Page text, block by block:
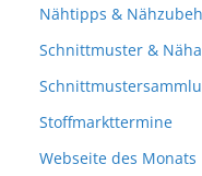
Nähtipps &
Schnittmuster &
Stoffmarkttermine
Webseite des Monats